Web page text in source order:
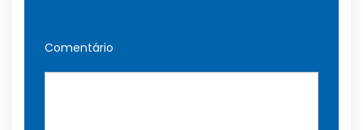
Comentário